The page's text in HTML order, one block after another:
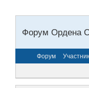
Форум Ордена
Форум